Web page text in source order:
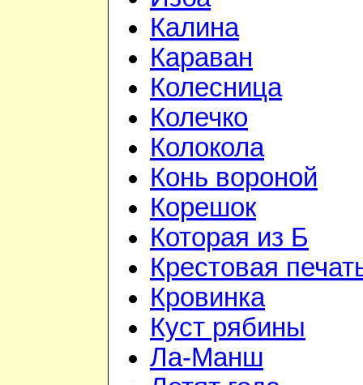
Калина
Караван
Колесница
Колечко
Колокола
Конь вороной
Корешок
Которая из Б
Крестовая
Кровинка
Куст рябины
Ла-Манш